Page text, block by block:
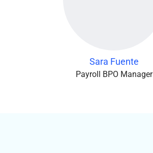
Sara Fuente
Payroll BPO Manager